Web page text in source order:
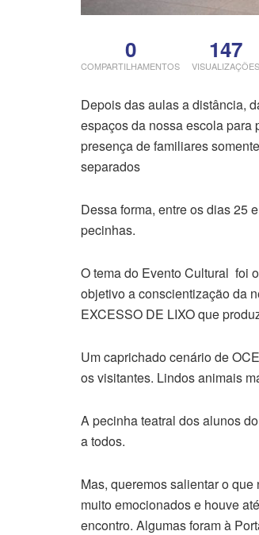
0
COMPARTILHAMENTOS
147
VISUALIZAÇÕES
Depois das aulas a distância,
espaços da nossa escola para
presença de familiares
separados
Dessa forma, entre os dias 25
pecinhas.
O tema do Evento Cultural foi
objetivo a conscientização da
EXCESSO DE LIXO que
Um caprichado cenário de
os visitantes. Lindos animais
A pecinha teatral dos alunos
a todos.
Mas, queremos salientar o
muito emocionados e houve
encontro. Algumas foram à